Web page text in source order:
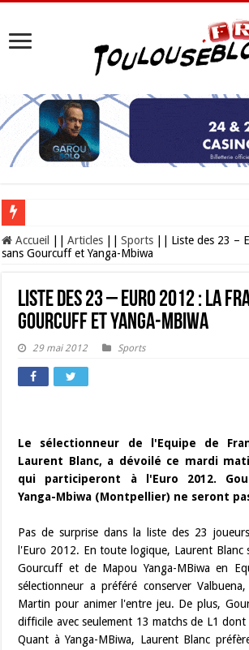
Les Nocturnes de la Cité de l’espace 2026 :
Accueil Articles Sports
Liste des 23 –
sans Gourcuff et Yanga-Mbiwa
Liste des 23 – Euro 2012 : La
Gourcuff et Yanga-Mbiwa
29 mai 2012 Sports
Le sélectionneur de l'Equipe de
Laurent Blanc, a dévoilé ce mardi
qui participeront à l'Euro 2012.
Yanga-Mbiwa (Montpellier) ne seront
Pas de surprise dans la liste des 23
l'Euro 2012. En toute logique, Laurent Blanc
Gourcuff et de Mapou Yanga-MBiwa en
sélectionneur a préféré conserver
Martin pour animer l'entre jeu. De plus,
difficile avec seulement 13 matchs de L1
Quant à Yanga-MBiwa, Laurent Blanc